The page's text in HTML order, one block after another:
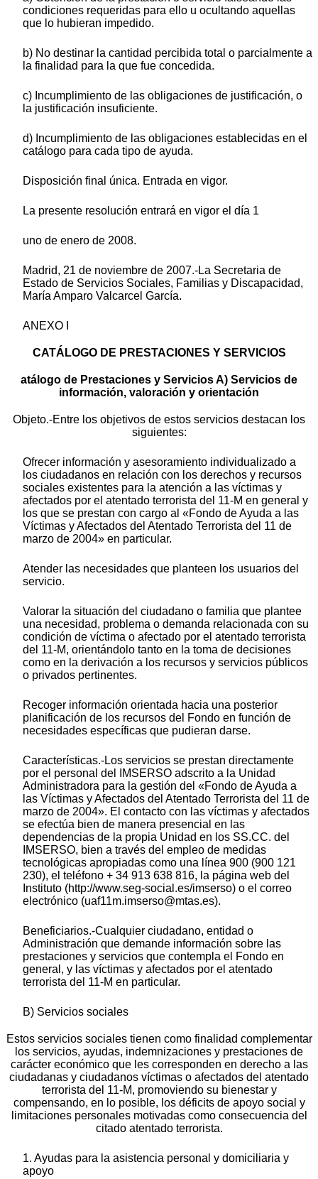
condiciones requeridas para ello u ocultando aquellas
que lo hubieran impedido.
b) No destinar la cantidad percibida total o parcialmente a
la finalidad para la que fue concedida.
c) Incumplimiento de las obligaciones de justificación, o
la justificación insuficiente.
d) Incumplimiento de las obligaciones establecidas en el
catálogo para cada tipo de ayuda.
Disposición final única. Entrada en vigor.
La presente resolución entrará en vigor el día 1
uno de enero de 2008.
Madrid, 21 de noviembre de 2007.-La Secretaria de
Estado de Servicios Sociales, Familias y Discapacidad,
María Amparo Valcarcel García.
ANEXO I
CATÁLOGO DE PRESTACIONES Y SERVICIOS
atálogo de Prestaciones y Servicios A) Servicios de
información, valoración y orientación
Objeto.-Entre los objetivos de estos servicios destacan los
siguientes:
Ofrecer información y asesoramiento individualizado a
los ciudadanos en relación con los derechos y recursos
sociales existentes para la atención a las víctimas y
afectados por el atentado terrorista del 11-M en general y
los que se prestan con cargo al «Fondo de Ayuda a las
Víctimas y Afectados del Atentado Terrorista del 11 de
marzo de 2004» en particular.
Atender las necesidades que planteen los usuarios del
servicio.
Valorar la situación del ciudadano o familia que plantee
una necesidad, problema o demanda relacionada con su
condición de víctima o afectado por el atentado terrorista
del 11-M, orientándolo tanto en la toma de decisiones
como en la derivación a los recursos y servicios públicos
o privados pertinentes.
Recoger información orientada hacia una posterior
planificación de los recursos del Fondo en función de
necesidades específicas que pudieran darse.
Características.-Los servicios se prestan directamente
por el personal del IMSERSO adscrito a la Unidad
Administradora para la gestión del «Fondo de Ayuda a
las Víctimas y Afectados del Atentado Terrorista del 11 de
marzo de 2004». El contacto con las víctimas y afectados
se efectúa bien de manera presencial en las
dependencias de la propia Unidad en los SS.CC. del
IMSERSO, bien a través del empleo de medidas
tecnológicas apropiadas como una línea 900 (900 121
230), el teléfono + 34 913 638 816, la página web del
Instituto (http://www.seg-social.es/imserso) o el correo
electrónico (uaf11m.imserso@mtas.es).
Beneficiarios.-Cualquier ciudadano, entidad o
Administración que demande información sobre las
prestaciones y servicios que contempla el Fondo en
general, y las víctimas y afectados por el atentado
terrorista del 11-M en particular.
B) Servicios sociales
Estos servicios sociales tienen como finalidad complementar
los servicios, ayudas, indemnizaciones y prestaciones de
carácter económico que les corresponden en derecho a las
ciudadanas y ciudadanos víctimas o afectados del atentado
terrorista del 11-M, promoviendo su bienestar y
compensando, en lo posible, los déficits de apoyo social y
limitaciones personales motivadas como consecuencia del
citado atentado terrorista.
1. Ayudas para la asistencia personal y domiciliaria y
apoyo